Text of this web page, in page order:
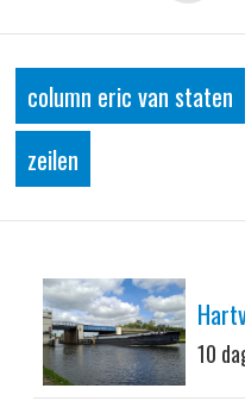
column eric van staten
zeilen
10